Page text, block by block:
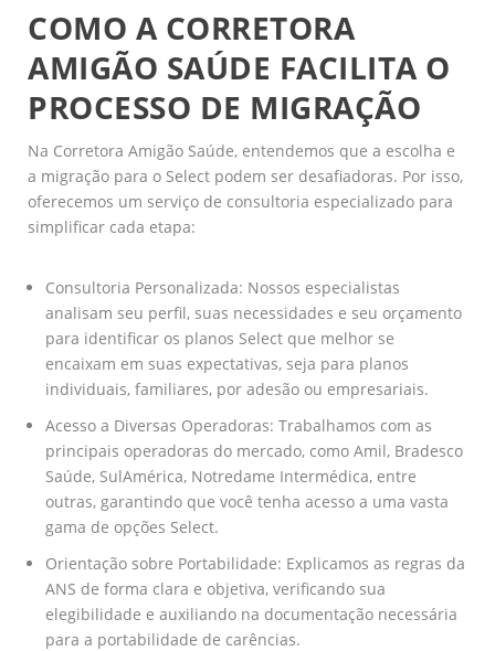
COMO A CORRETORA
AMIGÃO SAÚDE FACILITA O
PROCESSO DE MIGRAÇÃO
Na Corretora Amigão Saúde, entendemos que a escolha e
a migração para o Select podem ser desafiadoras. Por isso,
oferecemos um serviço de consultoria especializado para
simplificar cada etapa:
Consultoria Personalizada: Nossos especialistas
analisam seu perfil, suas necessidades e seu orçamento
para identificar os planos Select que melhor se
encaixam em suas expectativas, seja para planos
individuais, familiares, por adesão ou empresariais.
Acesso a Diversas Operadoras: Trabalhamos com as
principais operadoras do mercado, como Amil, Bradesco
Saúde, SulAmérica, Notredame Intermédica, entre
outras, garantindo que você tenha acesso a uma vasta
gama de opções Select.
Orientação sobre Portabilidade: Explicamos as regras da
ANS de forma clara e objetiva, verificando sua
elegibilidade e auxiliando na documentação necessária
para a portabilidade de carências.